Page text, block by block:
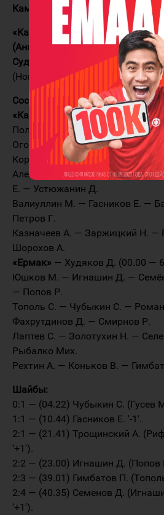
Каменогорск. ДС им. Б.
«Казцинк-Торпедо» (Усть-
(Ангарск) 3:7 (1:1;1:2;1:4).
Судьи:
Кушнир А. (Ярославль),
(Новосибирск), Бедарев В.
Составы:
«Казцинк-Торпедо» —
Полошков И. (48.24 — 60.00).
Огородников А. — Трощинский
Корабейников А. — Колесников В.
Александров С. — Касаткин К.
Е. — Устюжанин Д.
Валиуллин М. — Гасников Е. —
Петров Г.
Казначеев А. — Заржицкий Н. —
Шорохов А.
«Ермак» — Худяков Д. (00.00 —
Юшков М. — Игнашин Д. —
— Попов Р.
Тополь С. — Чубыкин С. —
Фахрутдинов Д. — Смирнов Р.
Лаптев С. — Золотухин Н. —
Рыбалко Мих.
Рехтин А. — Коньков В. —
Шайбы:
0:1 — (04.22) Чубыкин С. (Гусев
1:1 — (10.44) Гасников Е. '-1'.
2:1 — (21.41) Трощинский А.
'+1').
2:2 — (23.00) Игнашин Д. (Попов
2:3 — (39.01) Гимбатов П.
2:4 — (40.35) Семенов Д.
'+1').